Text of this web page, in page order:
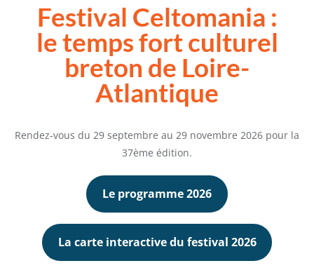
Festival Celtomania :
le temps fort culturel
breton de Loire-
Atlantique
Rendez-vous du 29 septembre au 29 novembre 2026 pour la
37ème édition.
Le programme 2026
La carte interactive du festival 2026